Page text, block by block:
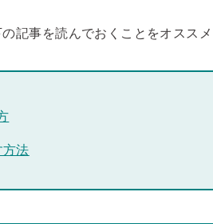
記事を読んでおくことをオススメ
法